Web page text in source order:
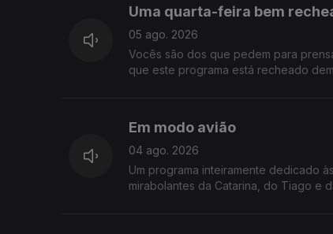
Uma quarta-feira bem
05 ago. 2026
Vocês são dos que pedem para
que este programa está recheado
Em modo avião
04 ago. 2026
Um programa inteiramente dedicado
mirabolantes da Catarina, do Tiago e